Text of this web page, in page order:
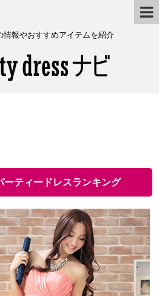
情報やおすすめアイテムを紹介
ーティードレスランキング